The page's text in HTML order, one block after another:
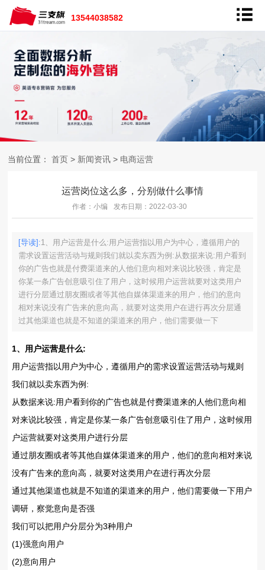
13544038582
当前位置： 首页 > 新闻资讯 > 电商运营
运营岗位这么多，分别做什么事情
作者：小编 发布日期：2022-03-30
[导读]:1、用户运营是什么:用户运营指以用户为中心，遵循用户的
需求设置运营活动与规则我们就以卖东西为例:从数据来说:用户看到
你的广告也就是付费渠道来的人他们意向相对来说比较强，肯定是
你某一条广告创意吸引住了用户，这时候用户运营就要对这类用户
进行分层通过朋友圈或者等其他自媒体渠道来的用户，他们的意向
相对来说没有广告来的意向高，就要对这类用户在进行再次分层通
过其他渠道也就是不知道的渠道来的用户，他们需要做一下
1、用户运营是什么:
用户运营指以用户为中心，遵循用户的需求设置运营活动与规则
我们就以卖东西为例:
从数据来说:用户看到你的广告也就是付费渠道来的人他们意向相
对来说比较强，肯定是你某一条广告创意吸引住了用户，这时候用
户运营就要对这类用户进行分层
通过朋友圈或者等其他自媒体渠道来的用户，他们的意向相对来说
没有广告来的意向高，就要对这类用户在进行再次分层
通过其他渠道也就是不知道的渠道来的用户，他们需要做一下用户
调研，察觉意向是否强
我们可以把用户分层分为3种用户
(1)强意向用户
(2)意向用户